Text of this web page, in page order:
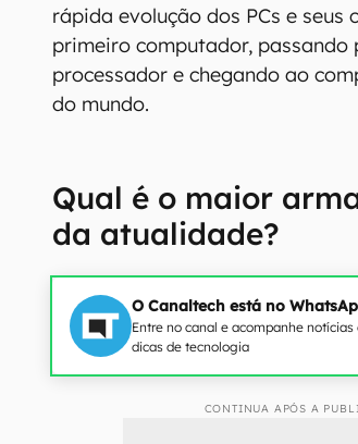
rápida evolução dos PCs e seus
primeiro computador, passando
processador e chegando ao
do mundo.
Qual é o maior
da atualidade?
O Canaltech está no
Entre no canal e acompanhe notícias
dicas de tecnologia
CONTINUA APÓS A